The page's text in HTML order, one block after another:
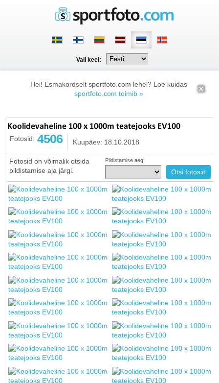
Vali keel:
Hei! Esmakordselt sportfoto.com lehel? Loe kuidas
sportfoto.com toimib »
Koolidevaheline 100 x 1000m teatejooks EV100
Fotosid: 4506 Kuupäev: 18.10.2018
Fotosid on võimalik otsida
pildistamise aja järgi.
Pildistamise aeg: